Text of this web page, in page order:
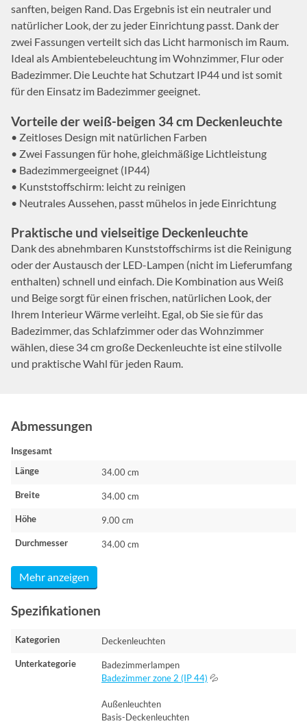
sanften, beigen Rand. Das Ergebnis ist ein neutraler und
natürlicher Look, der zu jeder Einrichtung passt. Dank der
zwei Fassungen verteilt sich das Licht harmonisch im Raum.
Ideal als Ambientebeleuchtung im Wohnzimmer, Flur oder
Badezimmer. Die Leuchte hat Schutzart IP44 und ist somit
für den Einsatz im Badezimmer geeignet.
Vorteile der weiß-beigen 34 cm Deckenleuchte
• Zeitloses Design mit natürlichen Farben
• Zwei Fassungen für hohe, gleichmäßige Lichtleistung
• Badezimmergeeignet (IP44)
• Kunststoffschirm: leicht zu reinigen
• Neutrales Aussehen, passt mühelos in jede Einrichtung
Praktische und vielseitige Deckenleuchte
Dank des abnehmbaren Kunststoffschirms ist die Reinigung
oder der Austausch der LED-Lampen (nicht im Lieferumfang
enthalten) schnell und einfach. Die Kombination aus Weiß
und Beige sorgt für einen frischen, natürlichen Look, der
Ihrem Interieur Wärme verleiht. Egal, ob Sie sie für das
Badezimmer, das Schlafzimmer oder das Wohnzimmer
wählen, diese 34 cm große Deckenleuchte ist eine stilvolle
und praktische Wahl für jeden Raum.
Abmessungen
Insgesamt
Länge
34.00 cm
Breite 34.00 cm
Höhe 9.00 cm
Durchmesser 34.00 cm
Mehr anzeigen
Spezifikationen
Kategorien Deckenleuchten
Unterkategorie
Badezimmerlampen
Badezimmer zone 2 (IP 44) 💦
Außenleuchten
Basis-Deckenleuchten